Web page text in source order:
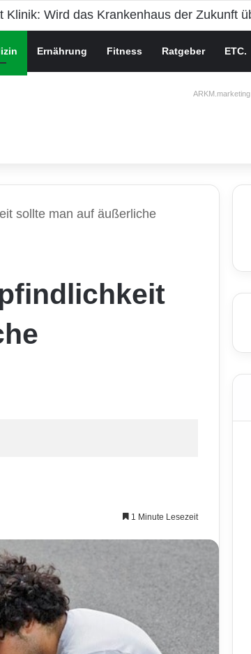
bei Jugendlichen
Ernährung Fitness Ratgeber ETC.
ARKM.marketing
sollte man auf äußerliche
1 Minute Lesezeit